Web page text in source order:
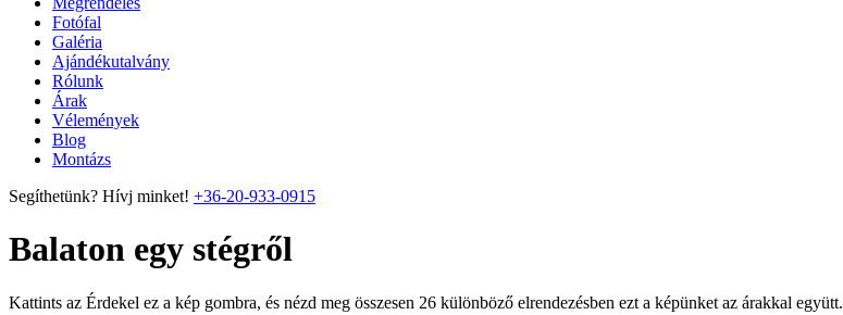
Fotófal
Galéria
Ajándékutalvány
Rólunk
Árak
Vélemények
Blog
Montázs
Segíthetünk? Hívj minket! +36-20-933-0915
Balaton egy stégről
Kattints az Érdekel ez a kép gombra, és nézd meg összesen 26 különböző elrendezésben ezt a képünket az árakkal együtt.